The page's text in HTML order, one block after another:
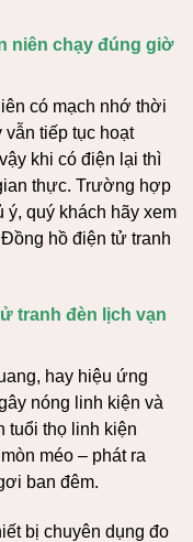
niên chạy đúng giờ
có mạch nhớ thời
vẫn tiếp tục hoạt
khi có điện lại thì
thực. Trường hợp
ý, quý khách hãy xem
hồ điện tử tranh
tranh đèn lịch vạn
hay hiệu ứng
nóng linh kiện và
tuổi thọ linh kiện
méo – phát ra
ban đêm.
bị chuyên dụng đo